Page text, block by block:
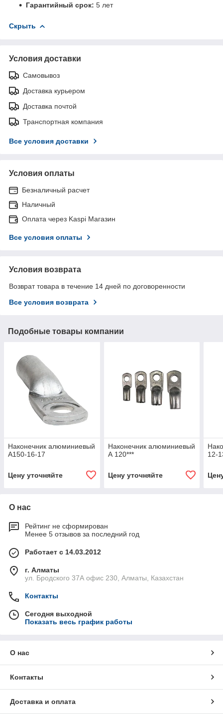
Гарантийный срок: 5 лет
Скрыть
Условия доставки
Самовывоз
Доставка курьером
Доставка почтой
Транспортная компания
Все условия доставки
Условия оплаты
Безналичный расчет
Наличный
Оплата через Kaspi Магазин
Все условия оплаты
Условия возврата
Возврат товара в течение 14 дней по договоренности
Все условия возврата
Подобные товары компании
Наконечник алюминиевый
А150-16-17
Цену уточняйте
Наконечник алюминиевый
А 120***
Цену уточняйте
12-
О нас
Рейтинг не сформирован
Менее 5 отзывов за последний год
Работает с 14.03.2012
г. Алматы
ул. Бродского 37А офис 230, Алматы, Казахстан
Контакты
Сегодня выходной
Показать весь график работы
О нас
Контакты
Доставка и оплата